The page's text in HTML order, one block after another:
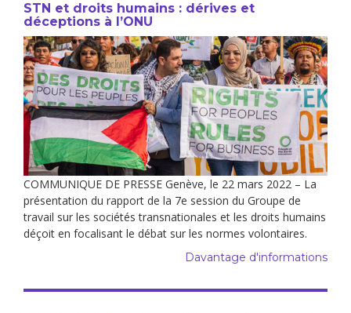
STN et droits humains : dérives et
déceptions à l’ONU
COMMUNIQUE DE PRESSE Genève, le 22 mars 2022 – La
présentation du rapport de la 7e session du Groupe de
travail sur les sociétés transnationales et les droits humains
déçoit en focalisant le débat sur les normes volontaires.
Davantage d'informations